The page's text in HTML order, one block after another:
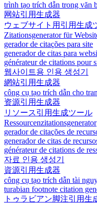
trình tạo trích dẫn trong văn
网站引用生成器
ウェブサイト用引用生成
Zitationsgenerator für
gerador de citações para site
generador de citas para
générateur de citations pour
웹사이트용 인용 생성기
網站引用生成器
công cụ tạo trích dẫn cho
资源引用生成器
リソース引用生成ツール
Ressourcenzitationsgenerator
gerador de citações de
generador de citas de
générateur de citations de
자료 인용 생성기
資源引用生成器
công cụ tạo trích dẫn tài
turabian footnote citation
トゥラビアン脚注引用生